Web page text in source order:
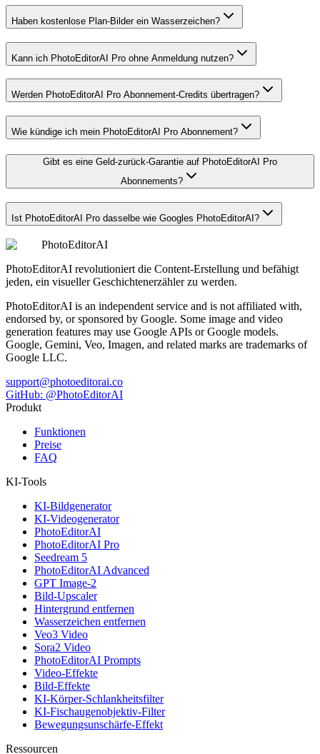
Haben kostenlose Plan-Bilder ein Wasserzeichen?
Kann ich PhotoEditorAI Pro ohne Anmeldung nutzen?
Werden PhotoEditorAI Pro Abonnement-Credits übertragen?
Wie kündige ich mein PhotoEditorAI Pro Abonnement?
Gibt es eine Geld-zurück-Garantie auf PhotoEditorAI Pro
Abonnements?
Ist PhotoEditorAI Pro dasselbe wie Googles PhotoEditorAI?
PhotoEditorAI
PhotoEditorAI revolutioniert die Content-Erstellung und befähigt
jeden, ein visueller Geschichtenerzähler zu werden.
PhotoEditorAI is an independent service and is not affiliated with,
endorsed by, or sponsored by Google. Some image and video
generation features may use Google APIs or Google models.
Google, Gemini, Veo, Imagen, and related marks are trademarks of
Google LLC.
support@photoeditorai.co
GitHub: @PhotoEditorAI
Produkt
Funktionen
Preise
FAQ
KI-Tools
KI-Bildgenerator
KI-Videogenerator
PhotoEditorAI
PhotoEditorAI Pro
Seedream 5
PhotoEditorAI Advanced
GPT Image-2
Bild-Upscaler
Hintergrund entfernen
Wasserzeichen entfernen
Veo3 Video
Sora2 Video
PhotoEditorAI Prompts
Video-Effekte
Bild-Effekte
KI-Körper-Schlankheitsfilter
KI-Fischaugenobjektiv-Filter
Bewegungsunschärfe-Effekt
Ressourcen